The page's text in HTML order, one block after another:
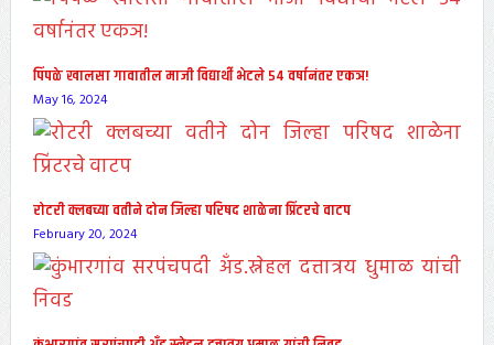
पिंपळे खालसा गावातील माजी विद्यार्थी भेटले ५४ वर्षानंतर एकञ!
May 16, 2024
रोटरी क्लबच्या वतीने दोन जिल्हा परिषद शाळेना प्रिंटरचे वाटप
February 20, 2024